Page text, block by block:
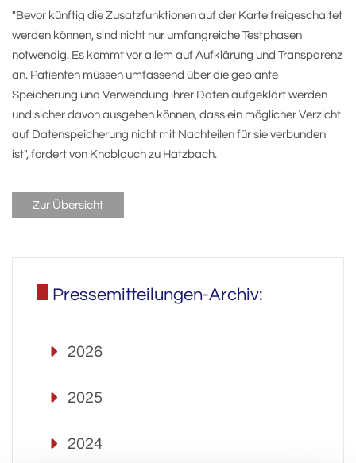
"Bevor künftig die Zusatzfunktionen auf der Karte freigeschaltet
werden können, sind nicht nur umfangreiche Testphasen
notwendig. Es kommt vor allem auf Aufklärung und Transparenz
an. Patienten müssen umfassend über die geplante
Speicherung und Verwendung ihrer Daten aufgeklärt werden
und sicher davon ausgehen können, dass ein möglicher Verzicht
auf Datenspeicherung nicht mit Nachteilen für sie verbunden
ist", fordert von Knoblauch zu Hatzbach.
Zur Übersicht
Pressemitteilungen-Archiv:
2026
2025
2024